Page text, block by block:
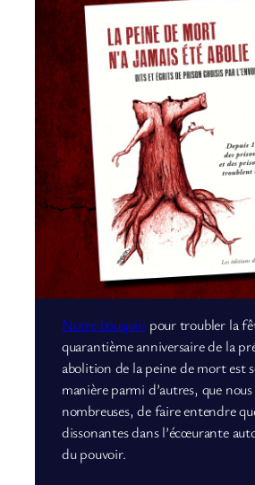
Notre bouquin pour troubler la
quarantième anniversaire de la
abolition de la peine de mort est
manière parmi d’autres, que
nombreuses, de faire entendre
dissonantes dans l’écœurante
du pouvoir.